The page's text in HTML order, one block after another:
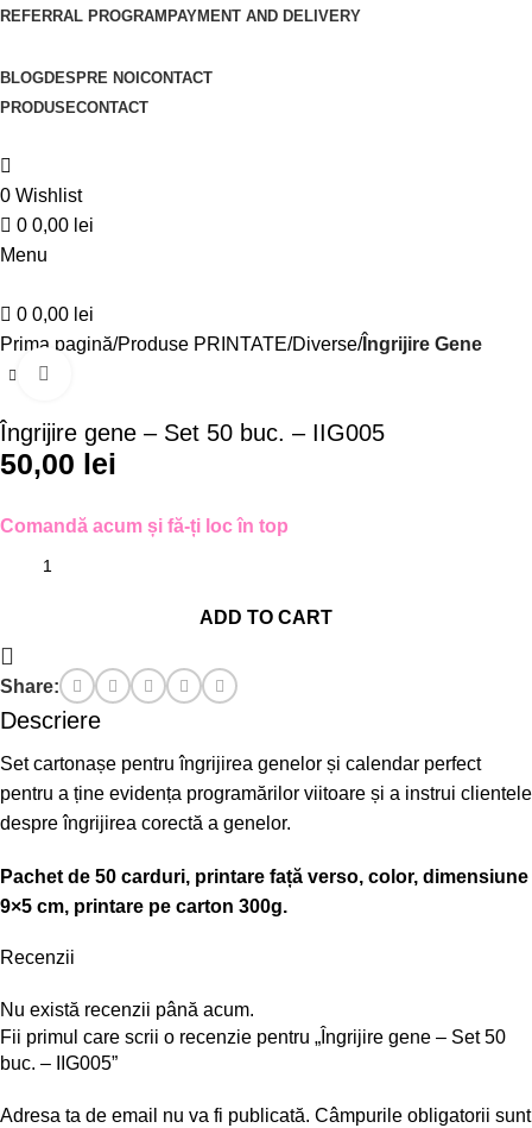
REFERRAL PROGRAM PAYMENT AND DELIVERY
BLOGDESPRE NOI CONTACT
PRODUSECONTACT
0 Wishlist
0 0,00 lei
Menu
0 0,00 lei
Prima pagină Produse PRINTATE Diverse Îngrijire Gene
Îngrijire gene – Set 50 buc. – IIG005
50,00 lei
Comandă acum și fă-ți loc în top
ADD TO CART
Share:
Descriere
Set cartonașe pentru îngrijirea genelor și calendar perfect
pentru a ține evidența programărilor viitoare și a instrui clientele
despre îngrijirea corectă a genelor.
Pachet de 50 carduri, printare față verso, color, dimensiune
9×5 cm, printare pe carton 300g.
Recenzii
Nu există recenzii până acum.
Fii primul care scrii o recenzie pentru „Îngrijire gene – Set 50
buc. – IIG005”
Adresa ta de email nu va fi publicată. Câmpurile obligatorii sunt